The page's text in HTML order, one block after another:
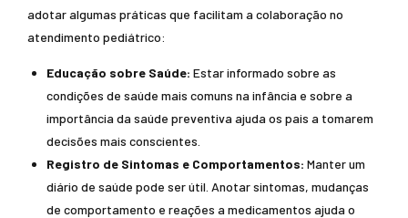
adotar algumas práticas que facilitam a colaboração no
atendimento pediátrico:
Educação sobre Saúde: Estar informado sobre as
condições de saúde mais comuns na infância e sobre a
importância da saúde preventiva ajuda os pais a tomarem
decisões mais conscientes.
Registro de Sintomas e Comportamentos: Manter um
diário de saúde pode ser útil. Anotar sintomas, mudanças
de comportamento e reações a medicamentos ajuda o